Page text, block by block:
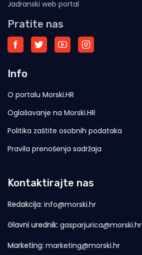
Jadranski web portal
Pratite nas
Info
O portalu Morski.HR
Oglašavanje na Morski.HR
Politika zaštite osobnih podataka
Pravila prenošenja sadržaja
Kontaktirajte nas
Redakcija: info@morski.hr
Glavni urednik: gasparjurica@morski.hr
Marketing: marketing@morski.hr